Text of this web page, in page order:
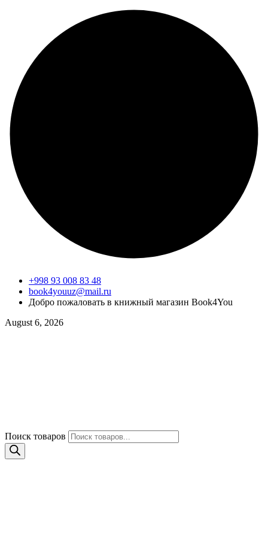
+998 93 008 83 48
book4youuz@mail.ru
Добро пожаловать в книжный магазин Book4You
August 6, 2026
Поиск товаров